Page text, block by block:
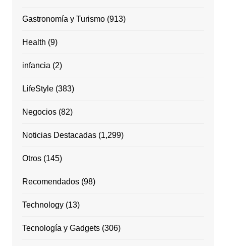
Gastronomía y Turismo(913)
Health (9)
infancia (2)
LifeStyle(383)
Negocios(82)
Noticias Destacadas(1,299)
Otros(145)
Recomendados(98)
Technology(13)
Tecnología y Gadgets(306)